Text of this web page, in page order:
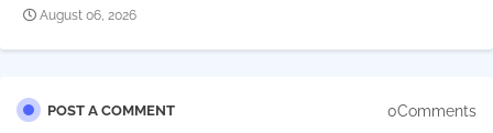
August 06, 2026
POST A COMMENT 0Comments